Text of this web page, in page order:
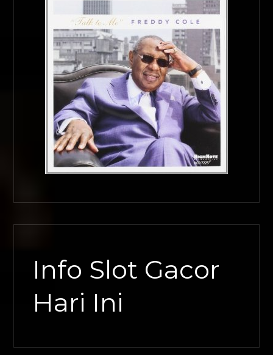
Info Slot Gacor
Hari Ini